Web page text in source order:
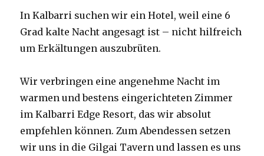
In Kalbarri suchen wir ein Hotel, weil eine 6
Grad kalte Nacht angesagt ist – nicht hilfreich
um Erkältungen auszubrüten.
Wir verbringen eine angenehme Nacht im
warmen und bestens eingerichteten Zimmer
im Kalbarri Edge Resort, das wir absolut
empfehlen können. Zum Abendessen setzen
wir uns in die Gilgai Tavern und lassen es uns